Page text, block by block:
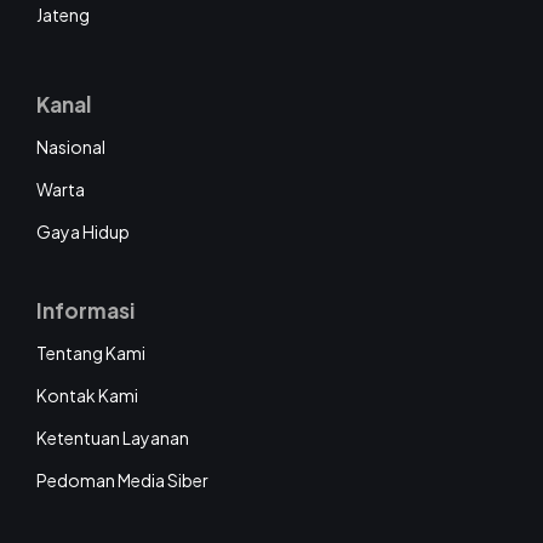
Jateng
Kanal
Nasional
Warta
Gaya Hidup
Informasi
Tentang Kami
Kontak Kami
Ketentuan Layanan
Pedoman Media Siber